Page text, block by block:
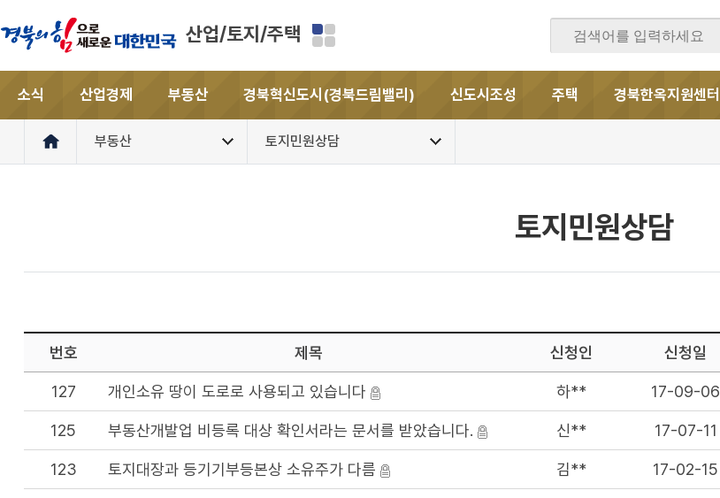
산업/토지/주택
소식 산업경제 부동산 경북혁신도시(경북드림밸리) 신도시조성 주택 경북한옥지원센터
부동산 토지민원상담
토지민원상담
번호 제목 신청인 신청일
127 개인소유 땅이 도로로 사용되고 있습니다 하** 17-09-06
125 부동산개발업 비등록 대상 확인서라는 문서를 받았습니다. 신** 17-07-11
123 토지대장과 등기기부등본상 소유주가 다름 김** 17-02-15